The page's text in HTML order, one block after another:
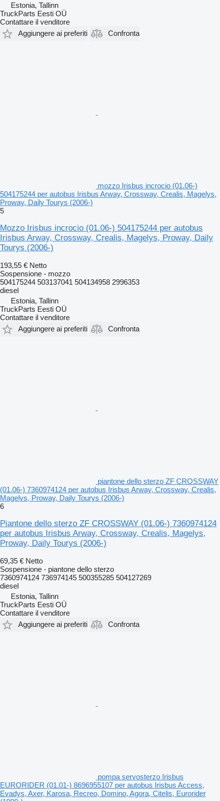
Estonia, Tallinn
TruckParts Eesti OÜ
Contattare il venditore
Aggiungere ai preferiti
Confronta
mozzo Irisbus incrocio (01.06-)
504175244 per autobus Irisbus Arway, Crossway, Crealis, Magelys,
Proway, Daily Tourys (2006-)
5
Mozzo Irisbus incrocio (01.06-) 504175244 per autobus
Irisbus Arway, Crossway, Crealis, Magelys, Proway, Daily
Tourys (2006-)
193,55 € Netto
Sospensione - mozzo
504175244 503137041 504134958 2996353
diesel
Estonia, Tallinn
TruckParts Eesti OÜ
Contattare il venditore
Aggiungere ai preferiti
Confronta
piantone dello sterzo ZF CROSSWAY
(01.06-) 7360974124 per autobus Irisbus Arway, Crossway, Crealis,
Magelys, Proway, Daily Tourys (2006-)
6
Piantone dello sterzo ZF CROSSWAY (01.06-) 7360974124
per autobus Irisbus Arway, Crossway, Crealis, Magelys,
Proway, Daily Tourys (2006-)
69,35 € Netto
Sospensione - piantone dello sterzo
7360974124 736974145 500355285 504127269
diesel
Estonia, Tallinn
TruckParts Eesti OÜ
Contattare il venditore
Aggiungere ai preferiti
Confronta
pompa servosterzo Irisbus
EURORIDER (01.01-) 8696955107 per autobus Irisbus Access,
Evadys, Axer, Karosa, Recreo, Domino, Agora, Citelis, Eurorider